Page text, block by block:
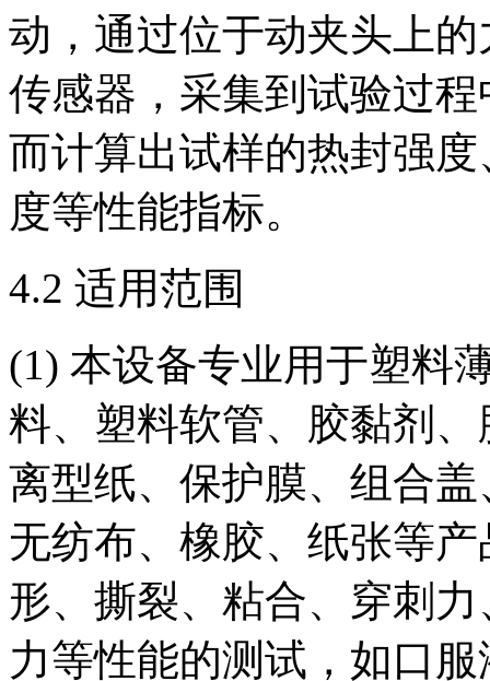
动，通过位于动夹头上
传感器，采集到试验过
而计算出试样的热封强
度等性能指标。
4.2 适用范围
(1) 本设备专业用于塑料
料、塑料软管、胶黏剂
离型纸、保护膜、组合
无纺布、橡胶、纸张等
形、撕裂、粘合、穿刺
力等性能的测试，如口